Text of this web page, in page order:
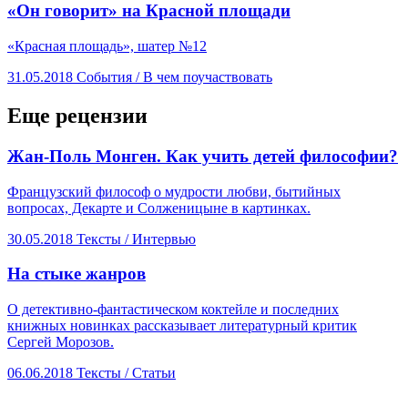
«Он говорит» на Красной площади
«Красная площадь», шатер №12
31.05.2018 События /В чем поучаствовать
Еще рецензии
​Жан-Поль Монген. Как учить детей философии?
Французский философ о мудрости любви, бытийных
вопросах, Декарте и Солженицыне в картинках.
30.05.2018 Тексты /Интервью
​На стыке жанров
О детективно-фантастическом коктейле и последних
книжных новинках рассказывает литературный критик
Сергей Морозов.
06.06.2018 Тексты /Статьи